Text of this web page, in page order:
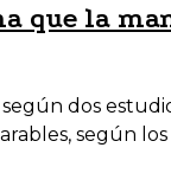
que la
dos
según